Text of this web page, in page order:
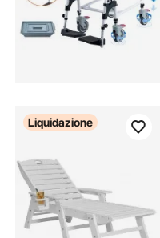
Liquidazione